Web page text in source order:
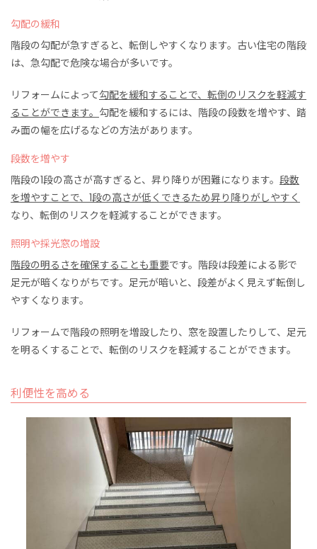
勾配の緩和
階段の勾配が急すぎると、転倒しやすくなります。古い住宅の階段
は、 急勾配で危険な場合が多いです。
リフォームによって勾配を緩和することで、転倒のリスクを軽減す
ることができます。 勾配を緩和するには、階段の段数を増やす、踏
み面の幅を広げるなどの方法があります。
段数を増やす
階段の1段の高さが高すぎると、昇り降りが困難になります。 段数
を増やすことで、1段の高さが低くできるため昇り降りがしやすく
なり、転倒のリスクを軽減することができます。
照明や採光窓の増設
階段の明るさを確保することも重要です。階段は段差による影で
足元が暗くなりがちです。足元が暗いと、 段差がよく見えず転倒し
やすくなります。
リフォームで階段の照明を増設したり、窓を設置したりして、足元
を明るくすることで、転倒のリスクを軽減することができます。
利便性を高める